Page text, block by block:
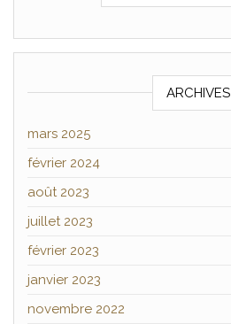
ARCHIVES
mars 2025
février 2024
août 2023
juillet 2023
février 2023
janvier 2023
novembre 2022